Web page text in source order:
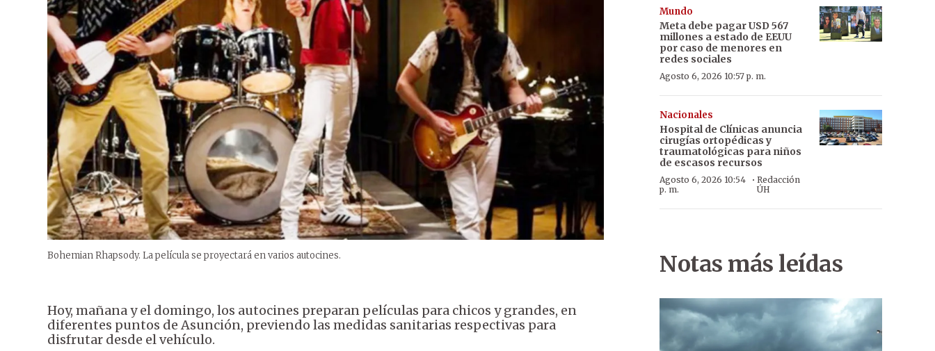
Bohemian Rhapsody. La película se proyectará en varios autocines.
Hoy, mañana y el domingo, los autocines preparan películas para chicos y grandes, en
diferentes puntos de Asunción, previendo las medidas sanitarias respectivas para
disfrutar desde el vehículo.
Mundo
Meta debe pagar USD 567
millones a estado de EEUU
por caso de menores en
redes sociales
Agosto 6, 2026 10:57 p. m.
Nacionales
Hospital de Clínicas anuncia
cirugías ortopédicas y
traumatológicas para niños
de escasos recursos
Agosto 6, 2026 10:54
p. m.
· Redacción
ÚH
Notas más leídas